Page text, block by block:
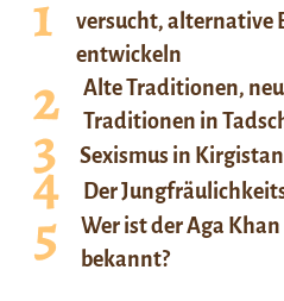
versucht, alternative
entwickeln
Alte Traditionen,
Traditionen in
Sexismus in Kirgistan
Der
Wer ist der Aga
bekannt?